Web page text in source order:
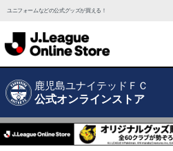
ユニフォームなどの公式グッズが買える！
鹿児島ユナイテッドＦＣ
公式オンラインストア